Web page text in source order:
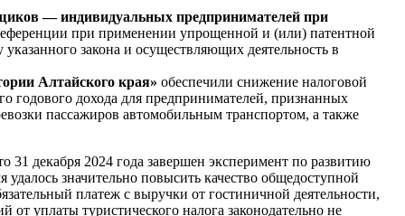
— индивидуальных предпринимателей при
при применении упрощенной и (или) патентной
закона и осуществляющих деятельность в
Алтайского края» обеспечили снижение налоговой
годового дохода для предпринимателей, признанных
пассажиров автомобильным транспортом, а также
31 декабря 2024 года завершен эксперимент по развитию
значительно повысить качество общедоступной
платеж с выручки от гостиничной деятельности,
уплаты туристического налога законодательно не